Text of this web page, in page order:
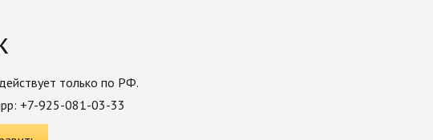
только по РФ.
+7-925-081-03-33